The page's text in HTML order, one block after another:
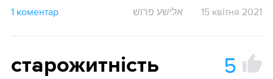
1 коментар
אלישע פרוש 15 квітня 2021
старожитність 5